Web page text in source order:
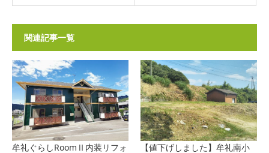
関連記事一覧
牟礼ぐらしRoomⅡ内装リフォ
【値下げしました】牟礼南小